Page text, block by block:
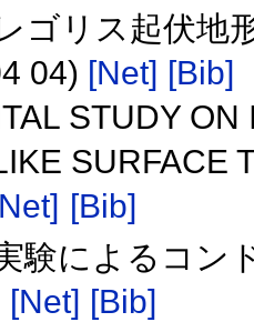
ゴリス起伏地
04) [Net] [Bib]
STUDY
SURFACE
[Bib]
験によるコン
[Net] [Bib]